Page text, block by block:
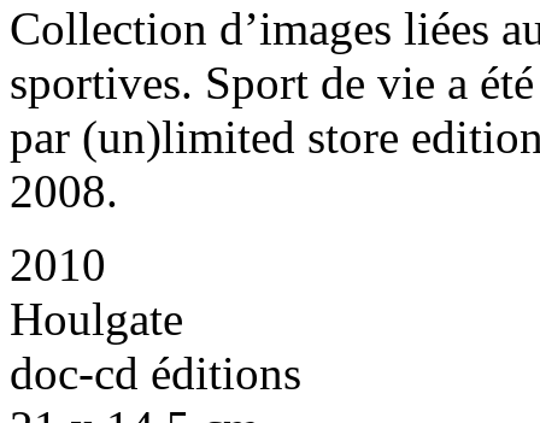
Collection d’images liées
sportives. Sport de vie a
par (un)limited store
2008.
2010
Houlgate
doc-cd éditions